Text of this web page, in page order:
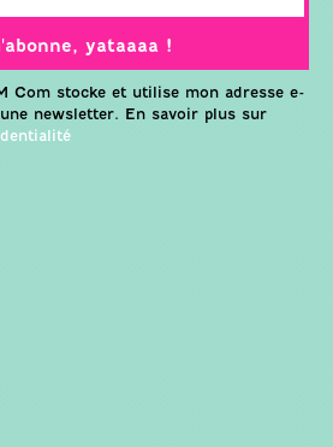
yataaaa !
Com stocke et utilise mon adresse e-
newsletter. En savoir plus sur